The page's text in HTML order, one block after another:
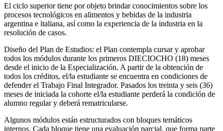
El ciclo superior tiene por objeto brindar conocimientos sobre los
procesos tecnológicos en alimentos y bebidas de la industria
argentina e italiana, así como la experiencia de la industria en la
resolución de casos.
Diseño del Plan de Estudios: el Plan contempla cursar y aprobar
todos los módulos durante los primeros DIECIOCHO (18) meses
desde el inicio de la Especialización. A partir de la obtención de
todos los créditos, el/la estudiante se encuentra en condiciones de
defender el Trabajo Final Integrador. Pasados los treinta y seis (36)
meses de iniciada la cohorte el/la estudiante perderá la condición de
alumno regular y deberá rematricularse.
Algunos módulos están estructurados con bloques temáticos
internos. Cada bloque tiene una evaluación parcial, que forma parte